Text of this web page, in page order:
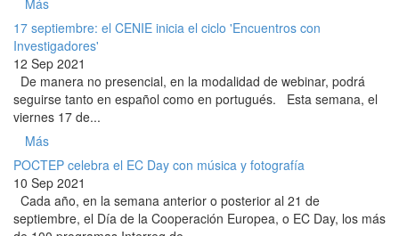
17 septiembre: el CENIE inicia el ciclo 'Encuentros con
Investigadores'
12 Sep 2021
De manera no presencial, en la modalidad de webinar, podrá
seguirse tanto en español como en portugués. Esta semana, el
viernes 17 de...
Más
POCTEP celebra el EC Day con música y fotografía
10 Sep 2021
Cada año, en la semana anterior o posterior al 21 de
septiembre, el Día de la Cooperación Europea, o EC Day, los más